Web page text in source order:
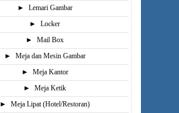
►
Lemari Gambar
►
Locker
►
Mail Box
►
Meja dan Mesin Gambar
►
Meja Kantor
►
Meja Ketik
►
Meja Lipat (Hotel/Restoran)